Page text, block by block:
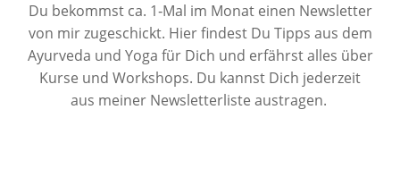
Du bekommst ca. 1‑Mal im Monat einen Newsletter
von mir zugeschickt. Hier findest Du Tipps aus dem
Ayurveda und Yoga für Dich und erfährst alles über
Kurse und Work­shops. Du kannst Dich jed­erzeit
aus meiner Newslet­terliste austragen.